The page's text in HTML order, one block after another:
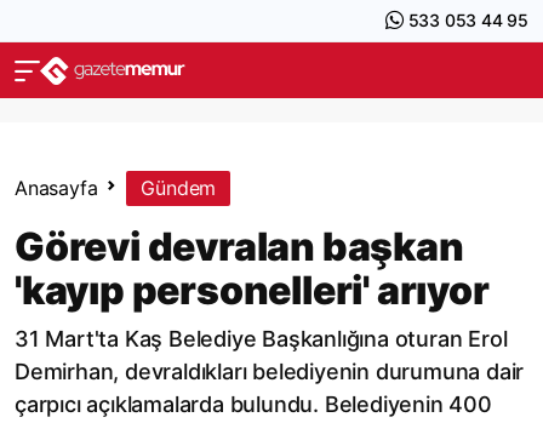
533 053 44 95
Anasayfa Gündem
Görevi devralan başkan
'kayıp personelleri' arıyor
31 Mart'ta Kaş Belediye Başkanlığına oturan Erol
Demirhan, devraldıkları belediyenin durumuna dair
çarpıcı açıklamalarda bulundu. Belediyenin 400